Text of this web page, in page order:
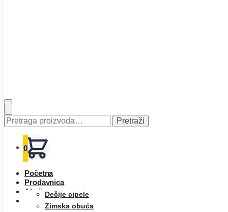
Pretraga
za:
Pretraži
0
Početna
Prodavnica
Dečije cipele
Zimska obuća
Akcija
O nama